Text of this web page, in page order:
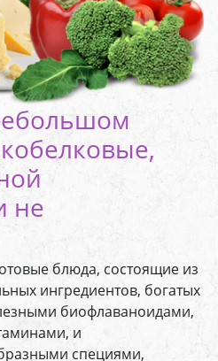
не
блюда, состоящие из
ингредиентов, богатых
биофлаваноидами,
и
специями,